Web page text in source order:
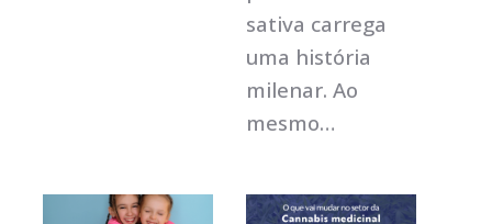
sativa carrega
uma história
milenar. Ao
mesmo…